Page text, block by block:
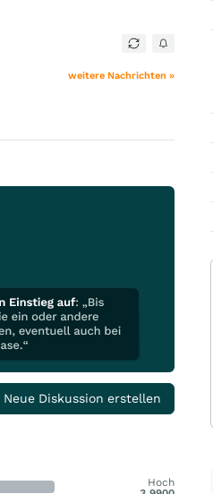
weitere Nachrichten »
Neue Diskussion erstellen
Hoch